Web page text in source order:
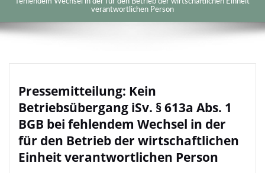
verantwortlichen Person
Pressemitteilung: Kein
Betriebsübergang iSv. § 613a Abs. 1
BGB bei fehlendem Wechsel in der
für den Betrieb der wirtschaftlichen
Einheit verantwortlichen Person